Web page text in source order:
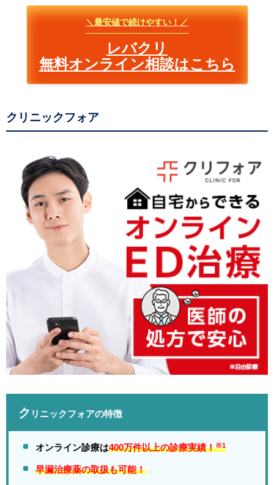
＼最安値で続けやすい！／
レバクリ
無料オンライン相談はこちら
クリニックフォア
ク リニックフォアの特徴
オンライン診療は400万件以上の診療実績！※1
早漏治療薬の取扱も可能！